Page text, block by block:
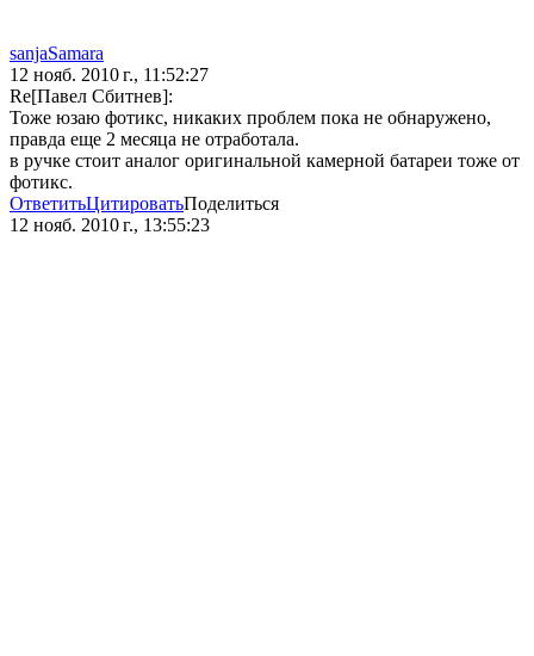
sanjaSamara
12 нояб. 2010 г., 11:52:27
Re[Павел Сбитнев]:
Тоже юзаю фотикс, никаких проблем пока не обнаружено,
правда еще 2 месяца не отработала.
в ручке стоит аналог оригинальной камерной батареи тоже от
фотикс.
ОтветитьЦитироватьПоделиться
12 нояб. 2010 г., 13:55:23